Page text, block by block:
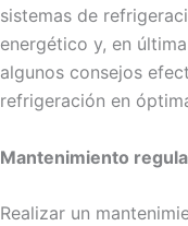
sistemas de
energético y, en
algunos consejos
refrigeración en
Mantenimiento
Realizar un